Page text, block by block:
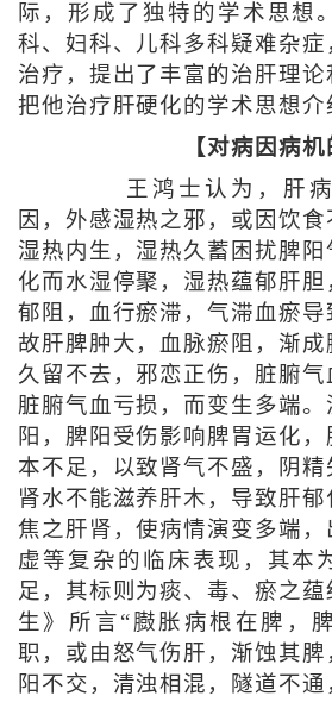
际，形成了独特的学术思想
科、妇科、儿科多科疑难杂
治疗，提出了丰富的治肝理
把他治疗肝硬化的学术思想介
【对病因病机
王鸿士认为，肝病
因，外感湿热之邪，或因饮食
湿热内生，湿热久蓄困扰脾
化而水湿停聚，湿热蕴郁肝
郁阻，血行瘀滞，气滞血瘀导
故肝脾肿大，血脉瘀阻，渐
久留不去，邪恋正伤，脏腑
脏腑气血亏损，而变生多端
阳，脾阳受伤影响脾胃运化
本不足，以致肾气不盛，阴精
肾水不能滋养肝木，导致肝
焦之肝肾，使病情演变多端，
虚等复杂的临床表现，其本
足，其标则为痰、毒、瘀之
生》所言“臌胀病根在脾，
职，或由怒气伤肝，渐蚀其脾
阳不交，清浊相混，隧道不